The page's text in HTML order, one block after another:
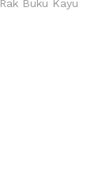
Rak Buku Kayu